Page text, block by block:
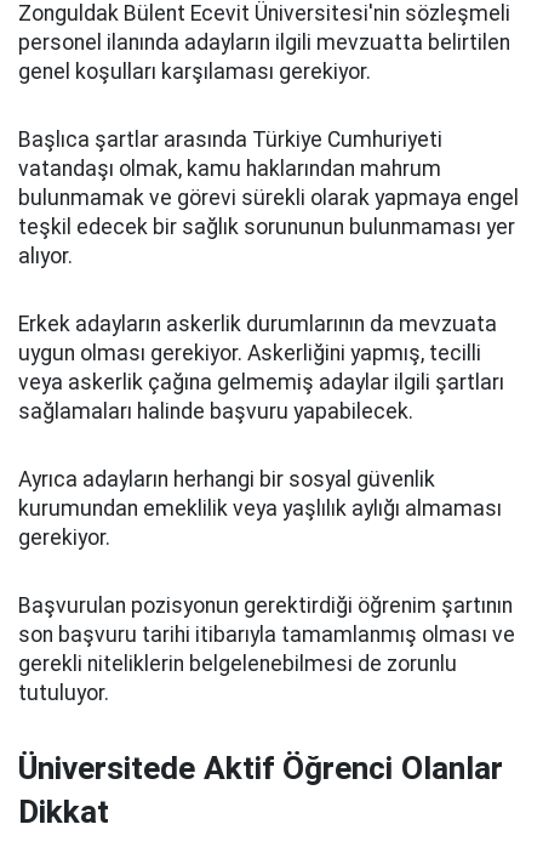
Zonguldak Bülent Ecevit Üniversitesi'nin sözleşmeli
personel ilanında adayların ilgili mevzuatta belirtilen
genel koşulları karşılaması gerekiyor.
Başlıca şartlar arasında Türkiye Cumhuriyeti
vatandaşı olmak, kamu haklarından mahrum
bulunmamak ve görevi sürekli olarak yapmaya engel
teşkil edecek bir sağlık sorununun bulunmaması yer
alıyor.
Erkek adayların askerlik durumlarının da mevzuata
uygun olması gerekiyor. Askerliğini yapmış, tecilli
veya askerlik çağına gelmemiş adaylar ilgili şartları
sağlamaları halinde başvuru yapabilecek.
Ayrıca adayların herhangi bir sosyal güvenlik
kurumundan emeklilik veya yaşlılık aylığı almaması
gerekiyor.
Başvurulan pozisyonun gerektirdiği öğrenim şartının
son başvuru tarihi itibarıyla tamamlanmış olması ve
gerekli niteliklerin belgelenebilmesi de zorunlu
tutuluyor.
Üniversitede Aktif Öğrenci Olanlar
Dikkat